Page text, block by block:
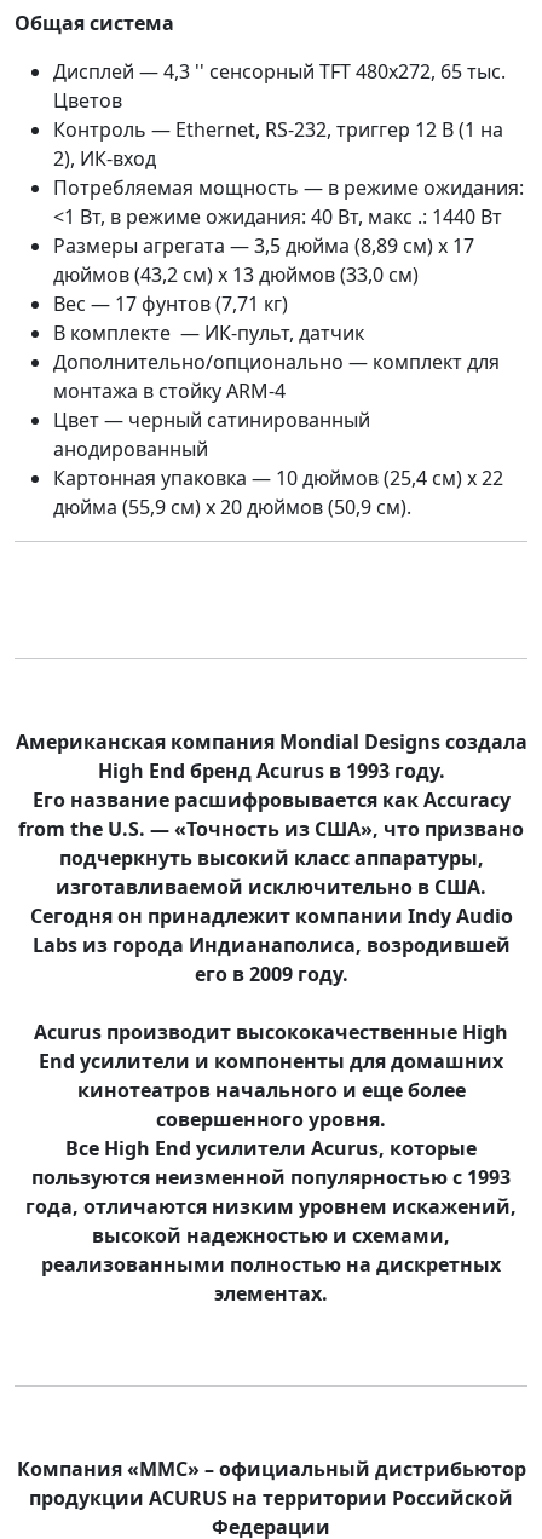
Общая система
Дисплей — 4,3 '' сенсорный TFT 480x272, 65 тыс.
Цветов
Контроль — Ethernet, RS-232, триггер 12 В (1 на
2), ИК-вход
Потребляемая мощность — в режиме ожидания:
<1 Вт, в режиме ожидания: 40 Вт, макс .: 1440 Вт
Размеры агрегата — 3,5 дюйма (8,89 см) x 17
дюймов (43,2 см) x 13 дюймов (33,0 см)
Вес — 17 фунтов (7,71 кг)
В комплекте — ИК-пульт, датчик
Дополнительно/опционально — комплект для
монтажа в стойку ARM-4
Цвет — черный сатинированный
анодированный
Картонная упаковка — 10 дюймов (25,4 см) x 22
дюйма (55,9 см) x 20 дюймов (50,9 см).
Американская компания Mondial Designs создала
High End бренд Acurus в 1993 году.
Его название расшифровывается как Accuracy
from the U.S. — «Точность из США», что призвано
подчеркнуть высокий класс аппаратуры,
изготавливаемой исключительно в США.
Сегодня он принадлежит компании Indy Audio
Labs из города Индианаполиса, возродившей
его в 2009 году.
Acurus производит высококачественные High
End усилители и компоненты для домашних
кинотеатров начального и еще более
совершенного уровня.
Все High End усилители Acurus, которые
пользуются неизменной популярностью с 1993
года, отличаются низким уровнем искажений,
высокой надежностью и схемами,
реализованными полностью на дискретных
элементах.
Компания «ММС» – официальный дистрибьютор
продукции ACURUS на территории Российской
Федерации